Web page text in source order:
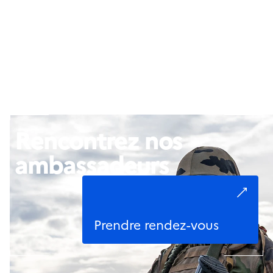
Rencontrez nos
ambassadeurs
Prendre rendez-vous